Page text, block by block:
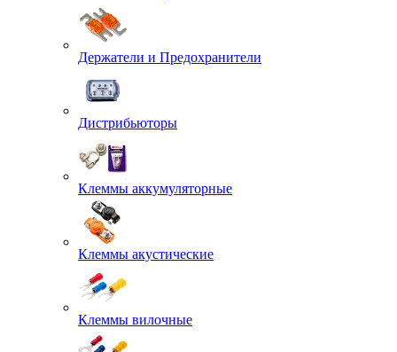
Держатели и Предохранители
Дистрибьюторы
Клеммы аккумуляторные
Клеммы акустические
Клеммы вилочные